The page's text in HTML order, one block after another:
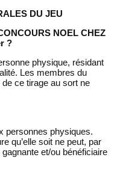
DU JEU
NOEL CHEZ
?
physique, résidant
Les membres du
ce tirage au sort ne
personnes physiques.
qu’elle soit ne peut, par
et/ou bénéficiaire